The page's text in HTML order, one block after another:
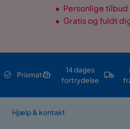
• Personlige tilbud
• Gratis og fuldt
Prismatch
14 dages
fortrydelse
Hjælp & kontakt